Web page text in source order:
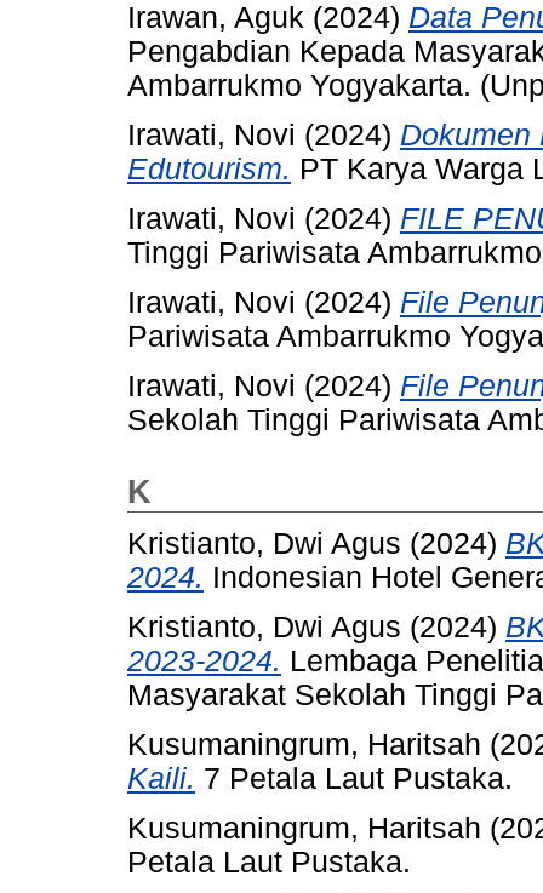
Irawan, Aguk (2024) Data
Pengabdian Kepada
Ambarrukmo Yogyakarta.
Irawati, Novi (2024) Dokumen
Edutourism. PT Karya Warga
Irawati, Novi (2024) FILE
Tinggi Pariwisata
Irawati, Novi (2024) File
Pariwisata Ambarrukmo
Irawati, Novi (2024) File
Sekolah Tinggi Pariwisata
K
Kristianto, Dwi Agus (2024)
2024. Indonesian Hotel
Kristianto, Dwi Agus (2024)
2023-2024. Lembaga
Masyarakat Sekolah Tinggi
Kusumaningrum, Haritsah
Kaili. 7 Petala Laut Pustaka.
Kusumaningrum, Haritsah
Petala Laut Pustaka.